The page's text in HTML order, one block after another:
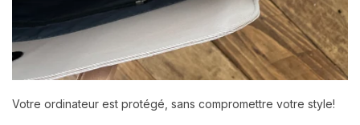
Votre ordinateur est protégé, sans compromettre votre style!